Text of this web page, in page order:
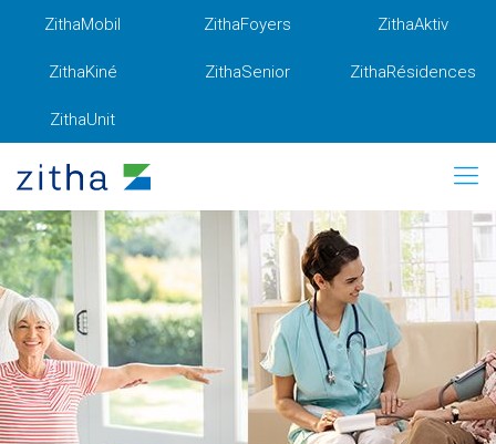
ZithaMobil ZithaFoyers ZithaAktiv
ZithaKiné ZithaSenior ZithaRésidences
ZithaUnit